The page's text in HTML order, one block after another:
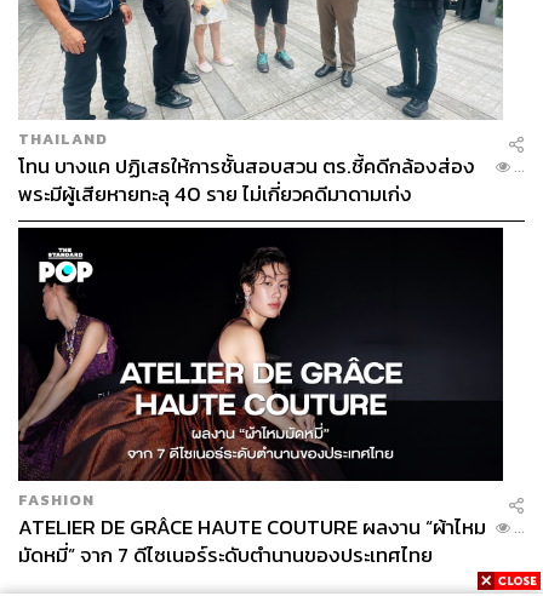
THAILAND
โทน บางแค ปฏิเสธให้การชั้นสอบสวน ตร.ชี้คดีกล้องส่อง
พระมีผู้เสียหายทะลุ 40 ราย ไม่เกี่ยวคดีมาดามเก่ง
...
FASHION
ATELIER DE GRÂCE HAUTE COUTURE ผลงาน “ผ้าไหม
มัดหมี่” จาก 7 ดีไซเนอร์ระดับตำนานของประเทศไทย
...